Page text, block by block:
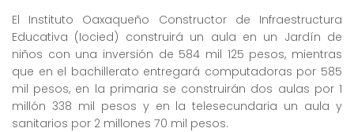
El Instituto Oaxaqueño Constructor de Infraestructura
Educativa (Iocied) construirá un aula en un Jardín de
niños con una inversión de 584 mil 125 pesos, mientras
que en el bachillerato entregará computadoras por 585
mil pesos, en la primaria se construirán dos aulas por 1
millón 338 mil pesos y en la telesecundaria un aula y
sanitarios por 2 millones 70 mil pesos.